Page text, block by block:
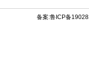
备案:鲁ICP备